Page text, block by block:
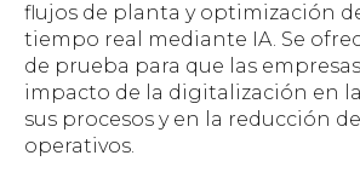
flujos de planta y optimización
tiempo real mediante IA. Se
de prueba para que las
impacto de la digitalización en
sus procesos y en la reducción
operativos.